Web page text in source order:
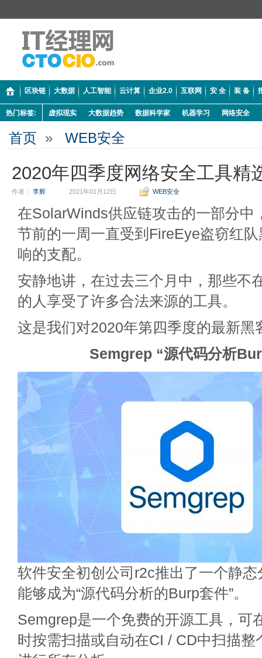
区块链 大数据 人工智能 云计算 企业2.0 互联网 安 全 装 备
热门标签: 虚拟现实 大数据趋势 数据科学家 机器学习 网络安全
首页 » WEB安全
2020年四季度网络安全工具精
作者： 李辉 2021年01月12日 WEB安全
在SolarWinds供应链攻击的一部分中
节前的一周一直受到FireEye盗窃红
响的支配。
安静地讲，在过去三个月中，那些不
的人享受了许多合法来源的工具。
这是我们对2020年第四季度的最新黑
Semgrep “源代码分析
软件安全初创公司r2c推出了一个静
能够成为“源代码分析的Burp套件”。
Semgrep是一个免费的开源工具，可
时按需扫描或自动在CI / CD中扫描整